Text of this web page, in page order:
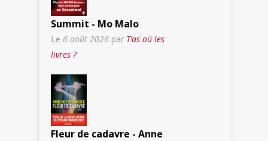
Summit - Mo Malo
Le 6 août 2026 par T’as où les
livres ?
Fleur de cadavre - Anne